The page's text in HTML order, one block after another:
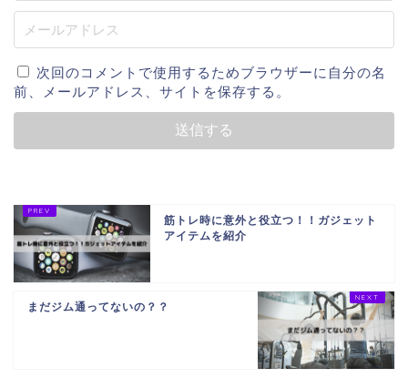
次回のコメントで使用するためブラウザーに自分の名
前、メールアドレス、サイトを保存する。
筋トレ時に意外と役立つ！！ガジェット
アイテムを紹介
まだジム通ってないの？？